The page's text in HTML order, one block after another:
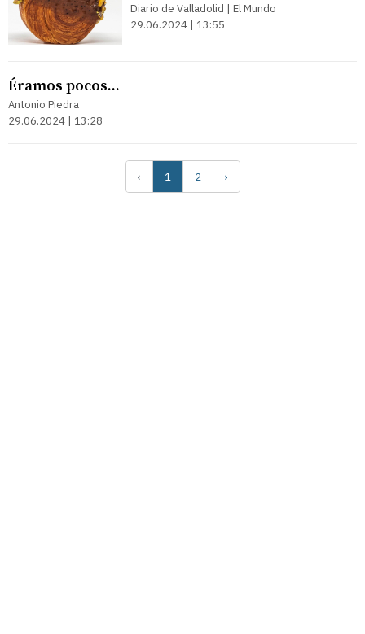
Diario de Valladolid | El Mundo
29.06.2024 | 13:55
Éramos pocos...
Antonio Piedra
29.06.2024 | 13:28
‹ 1 2 ›